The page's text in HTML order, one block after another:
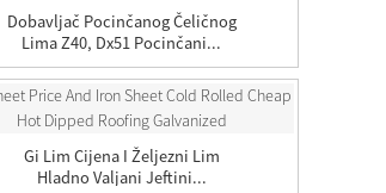
Dobavljač Pocinčanog Čeličnog
Lima Z40, Dx51 Pocinčani...
Gi Lim Cijena I Željezni Lim
Hladno Valjani Jeftini...